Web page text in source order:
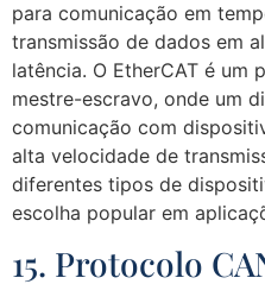
para comunicação em
transmissão de dados em
latência. O EtherCAT é um
mestre-escravo, onde um
comunicação com
alta velocidade de
diferentes tipos de
escolha popular em
15. Protocolo